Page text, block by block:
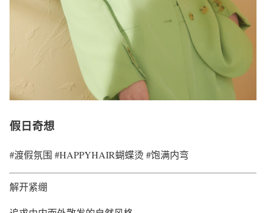
假日奇想
#渡假氛围 #HAPPYHAIR蝴蝶烫 #饱满内弯
解开紧绷